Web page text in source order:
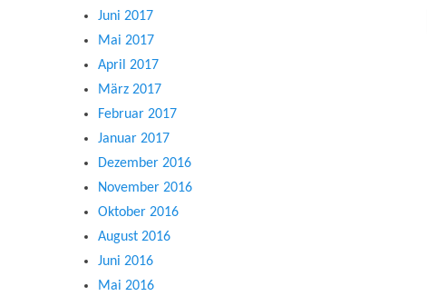
Juni 2017
Mai 2017
April 2017
März 2017
Februar 2017
Januar 2017
Dezember 2016
November 2016
Oktober 2016
August 2016
Juni 2016
Mai 2016